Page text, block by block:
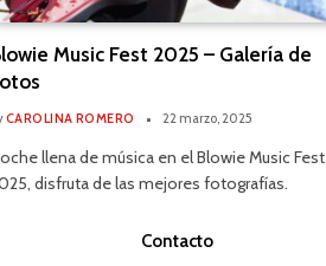
Music Fest 2025 – Galería de
CAROLINA ROMERO 22 marzo, 2025
llena de música en el Blowie Music Fest
disfruta de las mejores fotografías.
Contacto